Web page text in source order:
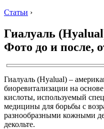
Статьи ›
Гиалуаль
Фото до и после,
Гиалуаль (Hyalual) –
биоревитализации на
кислоты, используемый
медицины для борьбы с
разнообразными кожными
декольте.